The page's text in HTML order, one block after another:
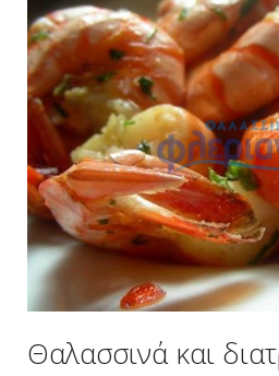
Θαλασσινά και